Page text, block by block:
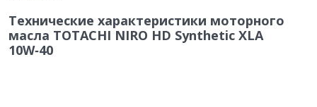
Технические характеристики моторного
масла TOTACHI NIRO HD Synthetic XLA
10W‑40